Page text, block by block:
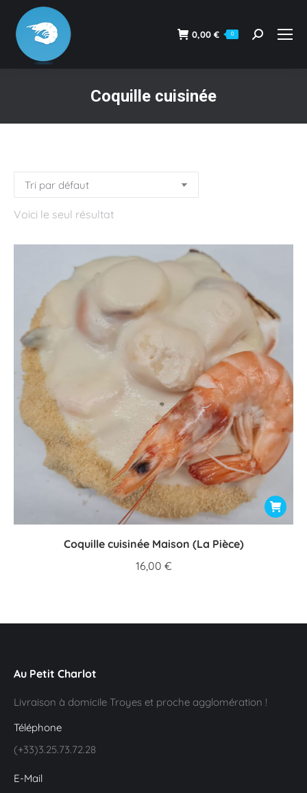
0,00 € 0
Recherche
Coquille cuisinée
Voici le seul résultat
Coquille cuisinée Maison (La Pièce)
16,00 €
Au Petit Charlot
Livraison à domicile Troyes et proche agglomération !
Téléphone
(+33)3.25.73.72.28
E-Mail